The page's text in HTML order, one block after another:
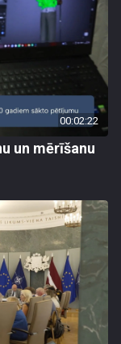
00:02:22
un mērīšanu